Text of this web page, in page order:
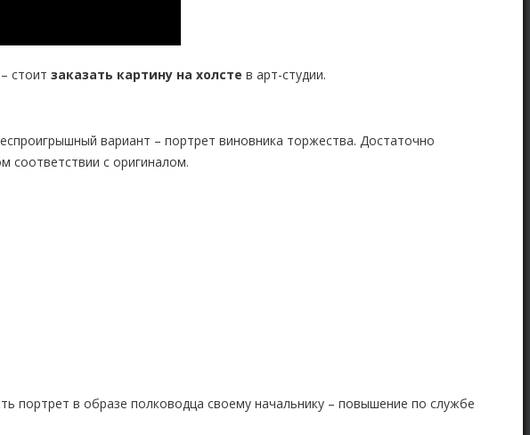
стоит заказать картину на холсте в арт-студии.
вариант – портрет виновника торжества. Достаточно
соответствии с оригиналом.
портрет в образе полководца своему начальнику – повышение по службе